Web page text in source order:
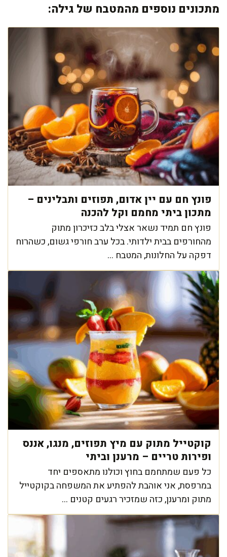
מתכונים נוספים מהמטבח של גילה:
פונץ חם עם יין אדום, תפוזים ותבלינים –
מתכון ביתי מחמם וקל להכנה
פונץ חם תמיד נשאר אצלי בלב כזיכרון מתוק
מהחורפים בבית ילדותי. בכל ערב חורפי גשום, כשהרוח
דפקה על החלונות, המטבח ...
קוקטייל מתוק עם מיץ תפוזים, מנגו, אננס
ופירות טריים – מרענן וביתי
כל פעם שמתחמם בחוץ וכולנו מתאספים יחד
במרפסת, אני אוהבת להפתיע את המשפחה בקוקטייל
מתוק ומרענן, כזה שמזכיר רגעים קטנים ...